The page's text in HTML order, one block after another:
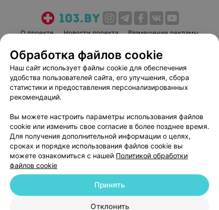
О проекте Новости проекта
Размещение рекламы
Пользовательское соглашение
Способы оплаты
Вакансии
Партнеры
Написать руководителю 103.by
Персональные настройки cookie
Обработка персональных данных
© 2026 ООО «Артокс Лаб», УНП 191700409| 220012, Республика Беларусь,
г. Минск, улица Толбухина, 2, пом. 16 | help@103.by
Обработка файлов cookie
Наш сайт использует файлы cookie для обеспечения
удобства пользователей сайта, его улучшения, сбора
статистики и предоставления персонализированных
рекомендаций.
Вы можете настроить параметры использования файлов
cookie или изменить свое согласие в более позднее время.
Для получения дополнительной информации о целях,
сроках и порядке использования файлов cookie вы
можете ознакомиться с нашей Политикой обработки
файлов cookie
Отклонить
Принять